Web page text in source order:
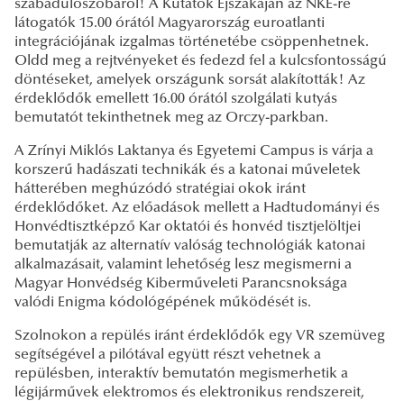
szabadulószobáról! A Kutatók Éjszakáján az NKE-re
látogatók 15.00 órától Magyarország euroatlanti
integrációjának izgalmas történetébe csöppenhetnek.
Oldd meg a rejtvényeket és fedezd fel a kulcsfontosságú
döntéseket, amelyek országunk sorsát alakították! Az
érdeklődők emellett 16.00 órától szolgálati kutyás
bemutatót tekinthetnek meg az Orczy-parkban.
A Zrínyi Miklós Laktanya és Egyetemi Campus is várja a
korszerű hadászati technikák és a katonai műveletek
hátterében meghúzódó stratégiai okok iránt
érdeklődőket. Az előadások mellett a Hadtudományi és
Honvédtisztképző Kar oktatói és honvéd tisztjelöltjei
bemutatják az alternatív valóság technológiák katonai
alkalmazásait, valamint lehetőség lesz megismerni a
Magyar Honvédség Kiberműveleti Parancsnoksága
valódi Enigma kódológépének működését is.
Szolnokon a repülés iránt érdeklődők egy VR szemüveg
segítségével a pilótával együtt részt vehetnek a
repülésben, interaktív bemutatón megismerhetik a
légijárművek elektromos és elektronikus rendszereit,